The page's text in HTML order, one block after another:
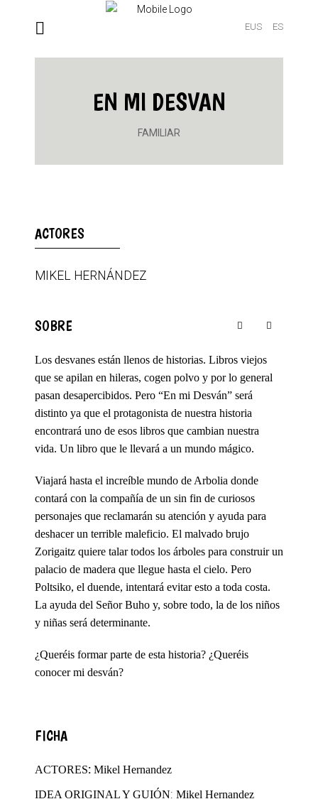
EUS ES
EN MI DESVAN
FAMILIAR
ACTORES
MIKEL HERNÁNDEZ
SOBRE
Los desvanes están llenos de historias. Libros viejos
que se apilan en hileras, cogen polvo y por lo general
pasan desapercibidos. Pero “En mi Desván” será
distinto ya que el protagonista de nuestra historia
encontrará uno de esos libros que cambian nuestra
vida. Un libro que le llevará a un mundo mágico.
Viajará hasta el increíble mundo de Arbolia donde
contará con la compañía de un sin fin de curiosos
personajes que reclamarán su atención y ayuda para
deshacer un terrible maleficio. El malvado brujo
Zorigaitz quiere talar todos los árboles para construir un
palacio de madera que llegue hasta el cielo. Pero
Poltsiko, el duende, intentará evitar esto a toda costa.
La ayuda del Señor Buho y, sobre todo, la de los niños
y niñas será determinante.
¿Queréis formar parte de esta historia? ¿Queréis
conocer mi desván?
FICHA
ACTORES: Mikel Hernandez
IDEA ORIGINAL Y GUIÓN: Mikel Hernandez